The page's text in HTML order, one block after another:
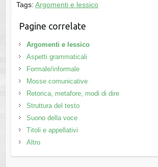
Tags: Argomenti e lessico
Pagine correlate
Argomenti e lessico
Aspetti grammaticali
Formale/informale
Mosse comunicative
Retorica, metafore, modi di dire
Struttura del testo
Suono della voce
Titoli e appellativi
Altro